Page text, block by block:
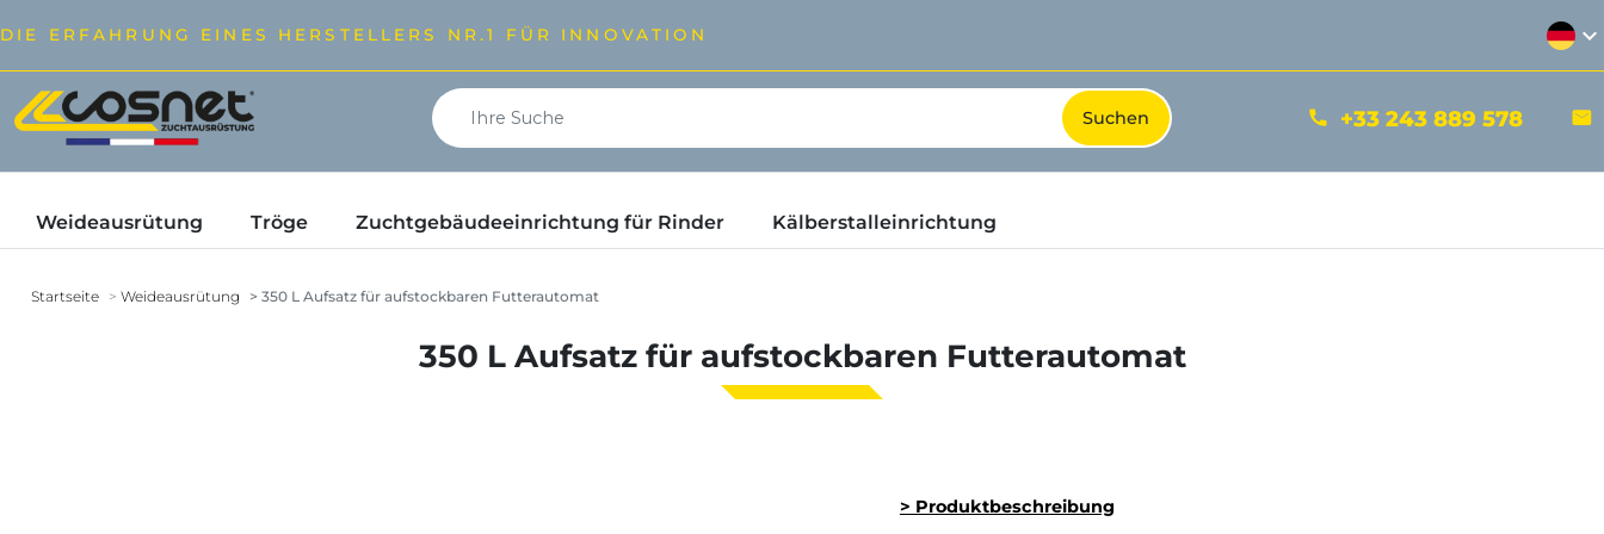
DIE ERFAHRUNG EINES HERSTELLERS NR.1 FÜR INNOVATION expand_more
phone +33 243 889 578 mail
Weideausrütung Tröge Zuchtgebäudeeinrichtung für Rinder Kälberstalleinrichtung
Startseite Weideausrütung 350 L Aufsatz für aufstockbaren Futterautomat
350 L Aufsatz für aufstockbaren Futterautomat
> Produktbeschreibung